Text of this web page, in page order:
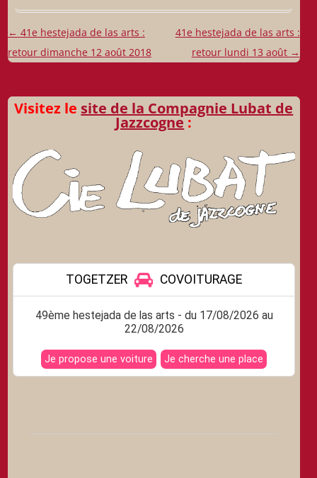
Navigation
des
← 41e hestejada de las arts :
retour dimanche 12 août 2018
41e hestejada de las arts :
retour lundi 13 août →
Visitez le site de la Compagnie Lubat de
Jazzcogne :